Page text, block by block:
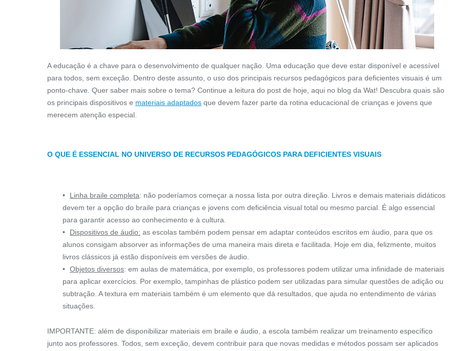
A educação é a chave para o desenvolvimento de qualquer nação. Uma educação que deve estar disponível e acessível
para todos, sem exceção. Dentro deste assunto, o uso dos principais recursos pedagógicos para deficientes visuais é um
ponto-chave. Quer saber mais sobre o tema? Continue a leitura do post de hoje, aqui no blog da Wat! Descubra quais são
os principais dispositivos e materiais adaptados que devem fazer parte da rotina educacional de crianças e jovens que
merecem atenção especial.
O QUE É ESSENCIAL NO UNIVERSO DE RECURSOS PEDAGÓGICOS PARA DEFICIENTES VISUAIS
Linha braile completa: não poderíamos começar a nossa lista por outra direção. Livros e demais materiais didáticos
devem ter a opção do braile para crianças e jovens com deficiência visual total ou mesmo parcial. É algo essencial
para garantir acesso ao conhecimento e à cultura.
Dispositivos de áudio: as escolas também podem pensar em adaptar conteúdos escritos em áudio, para que os
alunos consigam absorver as informações de uma maneira mais direta e facilitada. Hoje em dia, felizmente, muitos
livros clássicos já estão disponíveis em versões de áudio.
Objetos diversos: em aulas de matemática, por exemplo, os professores podem utilizar uma infinidade de materiais
para aplicar exercícios. Por exemplo, tampinhas de plástico podem ser utilizadas para simular questões de adição ou
subtração. A textura em materiais também é um elemento que dá resultados, que ajuda no entendimento de várias
situações.
IMPORTANTE: além de disponibilizar materiais em braile e áudio, a escola também realizar um treinamento específico
junto aos professores. Todos, sem exceção, devem contribuir para que novas medidas e métodos possam ser aplicados